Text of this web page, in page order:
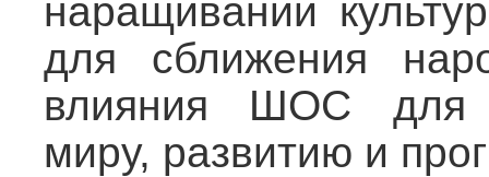
наращивании
для сближения
влияния ШОС для
миру, развитию и